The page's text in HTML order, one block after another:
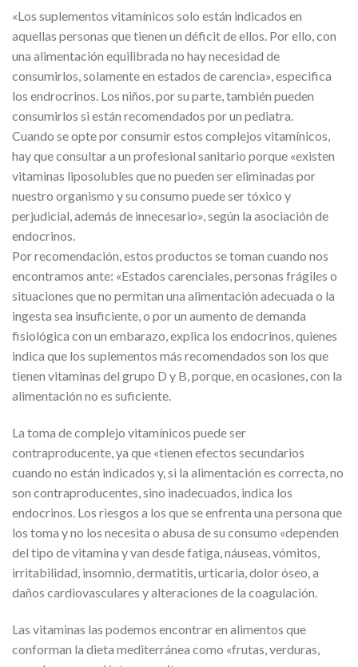
«Los suplementos vitamínicos solo están indicados en
aquellas personas que tienen un déficit de ellos. Por ello, con
una alimentación equilibrada no hay necesidad de
consumirlos, solamente en estados de carencia», especifica
los endrocrinos. Los niños, por su parte, también pueden
consumirlos si están recomendados por un pediatra.
Cuando se opte por consumir estos complejos vitamínicos,
hay que consultar a un profesional sanitario porque «existen
vitaminas liposolubles que no pueden ser eliminadas por
nuestro organismo y su consumo puede ser tóxico y
perjudicial, además de innecesario», según la asociación de
endocrinos.
Por recomendación, estos productos se toman cuando nos
encontramos ante: «Estados carenciales, personas frágiles o
situaciones que no permitan una alimentación adecuada o la
ingesta sea insuficiente, o por un aumento de demanda
fisiológica con un embarazo, explica los endocrinos, quienes
indica que los suplementos más recomendados son los que
tienen vitaminas del grupo D y B, porque, en ocasiones, con la
alimentación no es suficiente.
La toma de complejo vitamínicos puede ser
contraproducente, ya que «tienen efectos secundarios
cuando no están indicados y, si la alimentación es correcta, no
son contraproducentes, sino inadecuados, indica los
endocrinos. Los riesgos a los que se enfrenta una persona que
los toma y no los necesita o abusa de su consumo «dependen
del tipo de vitamina y van desde fatiga, náuseas, vómitos,
irritabilidad, insomnio, dermatitis, urticaria, dolor óseo, a
daños cardiovasculares y alteraciones de la coagulación.
Las vitaminas las podemos encontrar en alimentos que
conforman la dieta mediterránea como «frutas, verduras,